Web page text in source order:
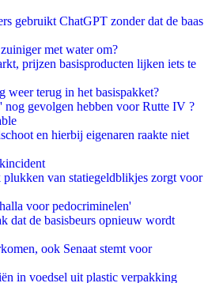
gebruikt ChatGPT zonder dat de baas
met water om?
prijzen basisproducten lijken iets te
weer terug in het basispakket?
nog gevolgen hebben voor Rutte IV ?
en hierbij eigenaren raakte niet
van statiegeldblikjes zorgt voor
voor pedocriminelen'
dat de basisbeurs opnieuw wordt
ook Senaat stemt voor
in voedsel uit plastic verpakking